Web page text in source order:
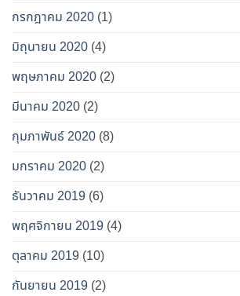
กรกฎาคม 2020 (1)
มิถุนายน 2020 (4)
พฤษภาคม 2020 (2)
มีนาคม 2020 (2)
กุมภาพันธ์ 2020 (8)
มกราคม 2020 (2)
ธันวาคม 2019 (6)
พฤศจิกายน 2019 (4)
ตุลาคม 2019 (10)
กันยายน 2019 (2)